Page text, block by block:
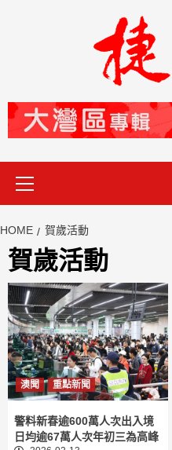
HOME 賀歲活動
賀歲活動
澳聞 重點新聞
警料新春逾600萬人次出入境
日均逾67萬人次年初三為高峰